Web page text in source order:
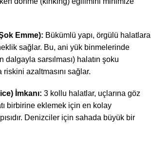
Emme): Bükümlü yapı, örgülü halatlara
sağlar. Bu, ani yük binmelerinde
dalgayla sarsılması) halatın şoku
azaltmasını sağlar.
İmkanı: 3 kollu halatlar, uçlarına göz
birbirine eklemek için en kolay
Denizciler için sahada büyük bir